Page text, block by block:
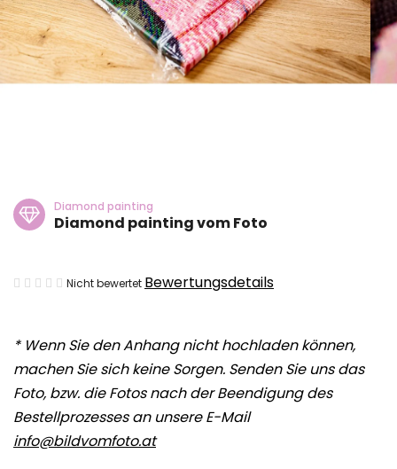
*Wenn Sie den Anhang nicht hochladen können,
machen Sie sich keine Sorgen. Senden Sie uns das
Foto, bzw. die Fotos nach der Beendigung des
Bestellprozesses an unsere E-Mail
info@bildvomfoto.at
Diamond painting
Diamond painting vom Foto
Die
ist
0,0
von
5
Sternen.
Nicht bewertet Bewertungsdetails